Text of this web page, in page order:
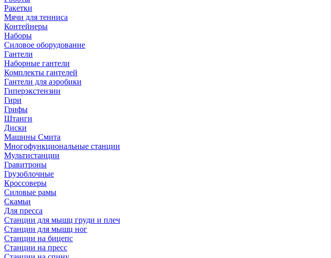
Ракетки
Мячи для тенниса
Контейнеры
Наборы
Силовое оборудование
Гантели
Наборные гантели
Комплекты гантелей
Гантели для аэробики
Гиперэкстензии
Гири
Грифы
Штанги
Диски
Машины Смита
Многофункциональные станции
Мультистанции
Гравитроны
Грузоблочные
Кроссоверы
Силовые рамы
Скамьи
Для пресса
Станции для мышц груди и плеч
Станции для мышц ног
Станции на бицепс
Станции на пресс